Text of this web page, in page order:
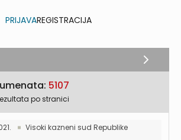
PRIJAVAREGISTRACIJA
5107
po stranici
Visoki kazneni sud Republike